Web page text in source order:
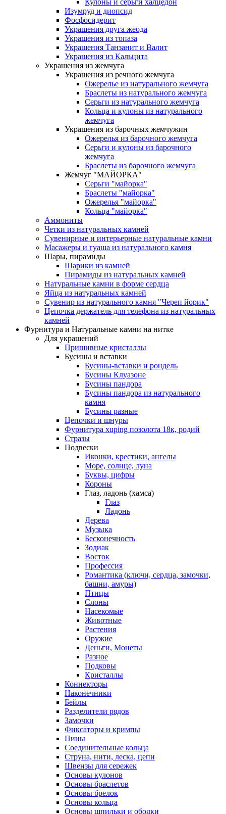
Кулоны и серьги халцедон
Изумруд и диопсид
Фосфосидерит
Украшения друга жеода
Украшения из топаза
Украшения Танзанит и Валит
Украшения из Кальцита
Украшения из жемчуга
Украшения из речного жемчуга
Ожерелье из натурального жемчуга
Браслеты из натурального жемчуга
Серьги из натурального жемчуга
Кольца и кулоны из натурального
жемчуга
Украшения из барочных жемчужин
Ожерелья из барочного жемчуга
Серьги и кулоны из барочного
жемчуга
Браслеты из барочного жемчуга
Жемчуг "МАЙОРКА"
Серьги "майорка"
Браслеты "майорка"
Ожерелья "майорка"
Кольца "майорка"
Аммониты
Четки из натуральных камней
Cувенирные и интерьерные натуральные камни
Масажеры и гуаша из натурального камня
Шары, пирамиды
Шарики из камней
Пирамиды из натуральных камней
Натуральные камни в форме сердца
Яйца из натуральных камней
Сувенир из натурального камня "Череп йорик"
Цепочка держатель для телефона из натуральных
камней
Фурнитура и Натуральные камни на нитке
Для украшений
Пришивные кристаллы
Бусины и вставки
Бусины-вставки и рондель
Бусины Клуазоне
Бусины пандора
Бусины пандора из натурального
камня
Бусины разные
Цепочки и шнуры
Фурнитура xuping позолота 18к, родий
Стразы
Подвески
Иконки, крестики, ангелы
Море, солнце, луна
Буквы, цифры
Короны
Глаз, ладонь (хамса)
Глаз
Ладонь
Дерева
Музыка
Бесконечность
Зодиак
Восток
Профессия
Романтика (ключи, сердца, замочки,
башни, амуры)
Птицы
Слоны
Насекомые
Животные
Растения
Оружие
Деньги, Монеты
Разное
Подковы
Кристаллы
Коннекторы
Наконечники
Бейлы
Разделители рядов
Замочки
Фиксаторы и кримпы
Пины
Соединительные кольца
Струна, нити, леска, цепи
Швензы для сережек
Основы кулонов
Основы браслетов
Основы брелок
Основы кольца
Основы шпильки и ободки